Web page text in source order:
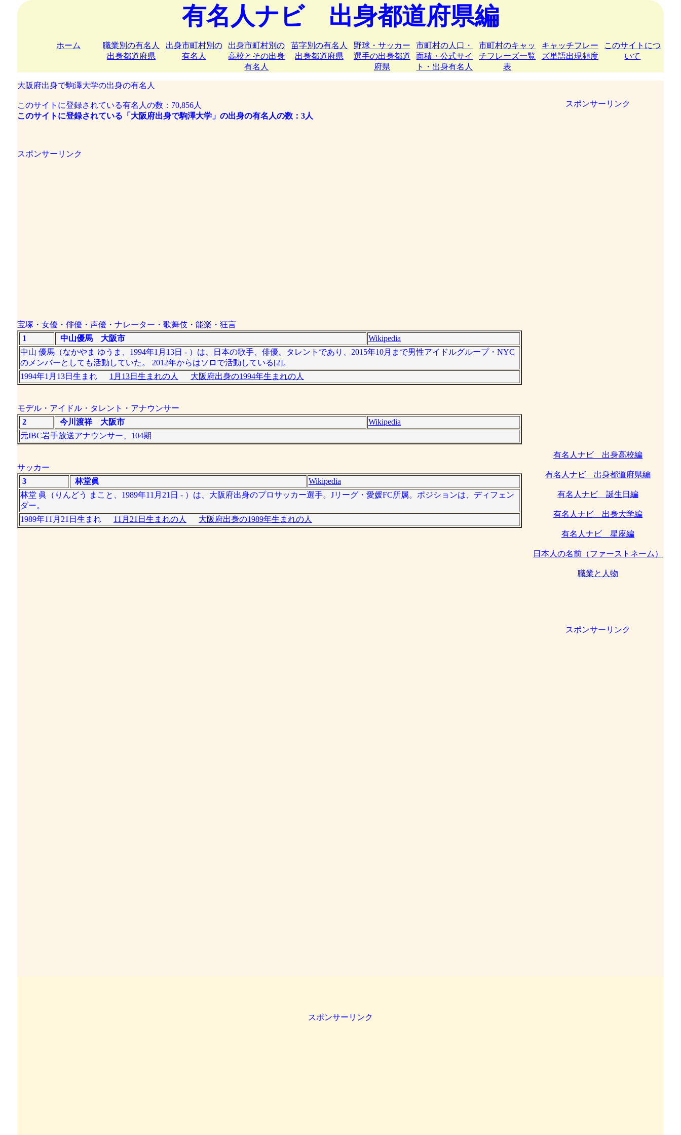
有名人ナビ 出身都道府県編
ホーム
職業別の有名人
出身都道府県
出身市町村別の
有名人
出身市町村別の
高校とその出身
有名人
苗字別の有名人
出身都道府県
野球・サッカー
選手の出身都道
府県
市町村の人口・
面積・公式サイ
ト・出身有名人
市町村のキャッ
チフレーズ一覧
表
キャッチフレー
ズ単語出現頻度
このサイトにつ
いて
大阪府出身で駒澤大学の出身の有名人
このサイトに登録されている有名人の数：70,856人
このサイトに登録されている「大阪府出身で駒澤大学」の出身の有名人の数：3人
スポンサーリンク
宝塚・女優・俳優・声優・ナレーター・歌舞伎・能楽・狂言
1
中山優馬 大阪市
Wikipedia
中山 優馬（なかやま ゆうま、1994年1月13日 - ）は、日本の歌手、俳優、タレントであり、2015年10月まで男性アイドルグループ・NYC
のメンバーとしても活動していた。 2012年からはソロで活動している[2]。
1994年1月13日生まれ 1月13日生まれの人 大阪府出身の1994年生まれの人
モデル・アイドル・タレント・アナウンサー
2
今川渡祥 大阪市
Wikipedia
元IBC岩手放送アナウンサー、104期
サッカー
3
林堂眞
Wikipedia
林堂 眞（りんどう まこと、1989年11月21日 - ）は、大阪府出身のプロサッカー選手。Jリーグ・愛媛FC所属。ポジションは、ディフェン
ダー。
1989年11月21日生まれ 11月21日生まれの人 大阪府出身の1989年生まれの人
スポンサーリンク
有名人ナビ 出身高校編
有名人ナビ 出身都道府県編
有名人ナビ 誕生日編
有名人ナビ 出身大学編
有名人ナビ 星座編
日本人の名前（ファーストネーム）
職業と人物
スポンサーリンク
スポンサーリンク